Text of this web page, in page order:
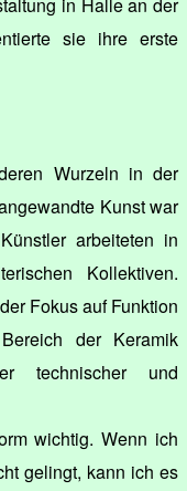
in Halle an der
sie ihre erste
Wurzeln in der
Kunst war
arbeiteten in
Kollektiven.
Fokus auf Funktion
der Keramik
technischer und
wichtig. Wenn ich
gelingt, kann ich es